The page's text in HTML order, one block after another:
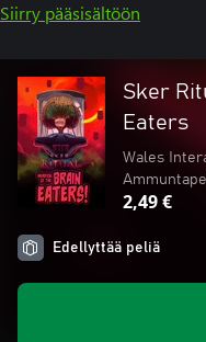
Siirry pääsisältöön
Sker
Eaters
Wales
2,49 €
Edellyttää peliä